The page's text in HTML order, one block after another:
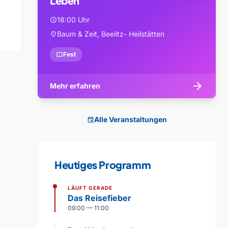
schedule18:00 Uhr
location_onBaum & Zeit, Beelitz- Heilstätten
confirmation_numberFest
Mehr erfahren arrow_forward
eventAlle Veranstaltungen
Heutiges Programm
LÄUFT GERADE
Das Reisefieber
09:00 — 11:00